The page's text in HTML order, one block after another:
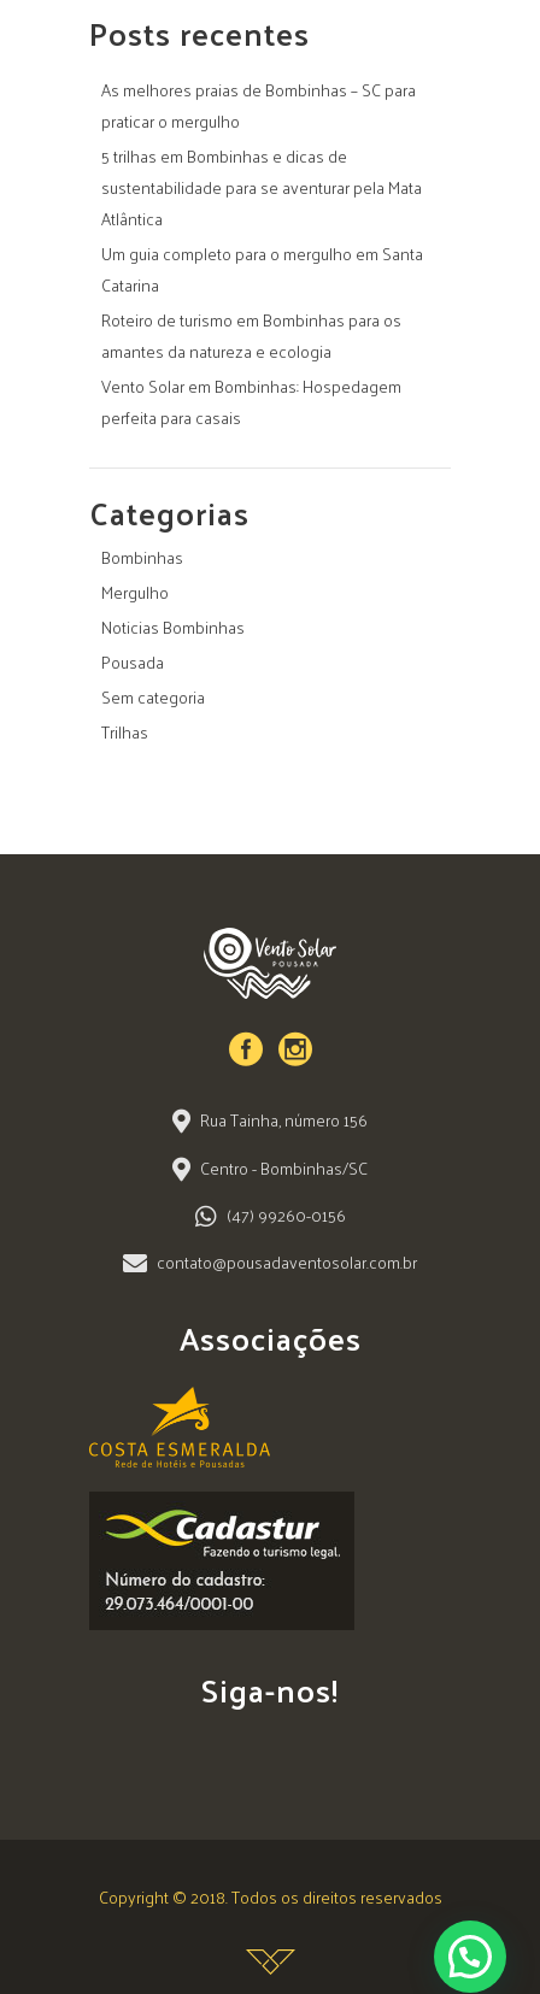
Posts recentes
As melhores praias de Bombinhas – SC para
praticar o mergulho
5 trilhas em Bombinhas e dicas de
sustentabilidade para se aventurar pela Mata
Atlântica
Um guia completo para o mergulho em Santa
Catarina
Roteiro de turismo em Bombinhas para os
amantes da natureza e ecologia
Vento Solar em Bombinhas: Hospedagem
perfeita para casais
Categorias
Bombinhas
Mergulho
Noticias Bombinhas
Pousada
Sem categoria
Trilhas
Rua Tainha, número 156
Centro - Bombinhas/SC
(47) 99260-0156
contato@pousadaventosolar.com.br
Associações
Siga-nos!
Copyright © 2018. Todos os direitos reservados